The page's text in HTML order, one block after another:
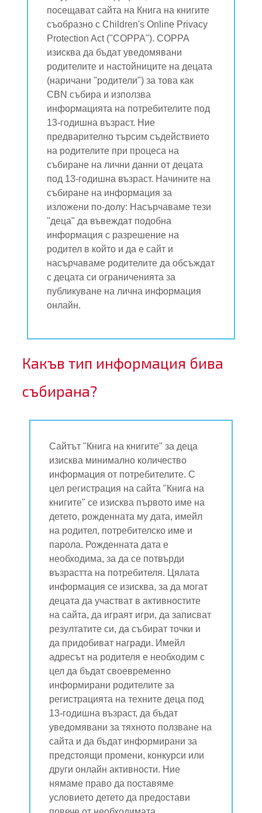
посещават сайта на Книга на книгите
съобразно с Children's Online Privacy
Protection Act ("COPPA"). COPPA
изисква да бъдат уведомявани
родителите и настойниците на децата
(наричани "родители") за това как
CBN събира и използва
информацията на потребителите под
13-годишна възраст. Ние
предварително търсим съдействието
на родителите при процеса на
събиране на лични данни от децата
под 13-годишна възраст. Начините на
събиране на информация за
изложени по-долу: Насърчаваме тези
"деца" да въвеждат подобна
информация с разрешение на
родител в който и да е сайт и
насърчаваме родителите да обсъждат
с децата си ограниченията за
публикуване на лична информация
онлайн.
Какъв тип информация бива
събирана?
Сайтът "Книга на книгите" за деца
изисква минимално количество
информация от потребителите. С
цел регистрация на сайта "Книга на
книгите" се изисква първото име на
детето, рожденната му дата, имейл
на родител, потребителско име и
парола. Рожденната дата е
необходима, за да се потвърди
възрастта на потребителя. Цялата
информация се изисква, за да могат
децата да участват в активностите
на сайта, да играят игри, да записват
резултатите си, да събират точки и
да придобиват награди. Имейл
адресът на родителя е необходим с
цел да бъдат своевременно
информирани родителите за
регистрацията на техните деца под
13-годишна възраст, да бъдат
уведомявани за тяхното ползване на
сайта и да бъдат информирани за
предстоящи промени, конкурси или
други онлайн активности. Ние
нямаме право да поставяме
условието детето да предостави